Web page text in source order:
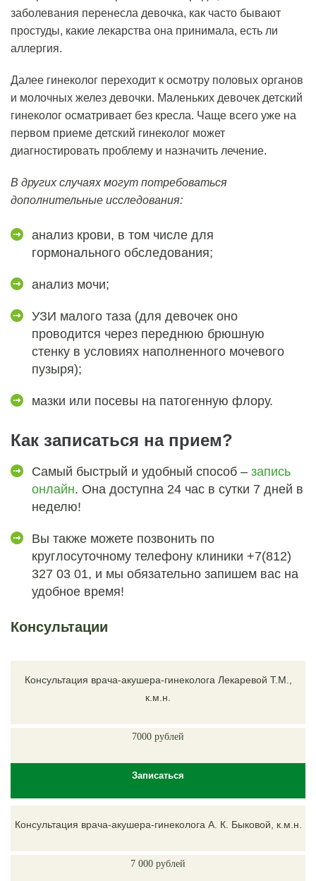
заболевания перенесла девочка, как часто бывают
простуды, какие лекарства она принимала, есть ли
аллергия.
Далее гинеколог переходит к осмотру половых органов
и молочных желез девочки. Маленьких девочек детский
гинеколог осматривает без кресла. Чаще всего уже на
первом приеме детский гинеколог может
диагностировать проблему и назначить лечение.
В других случаях могут потребоваться
дополнительные исследования:
анализ крови, в том числе для
гормонального обследования;
анализ мочи;
УЗИ малого таза (для девочек оно
проводится через переднюю брюшную
стенку в условиях наполненного мочевого
пузыря);
мазки или посевы на патогенную флору.
Как записаться на прием?
Самый быстрый и удобный способ – запись
онлайн. Она доступна 24 час в сутки 7 дней в
неделю!
Вы также можете позвонить по
круглосуточному телефону клиники +7(812)
327 03 01, и мы обязательно запишем вас на
удобное время!
Консультации
Консультация врача-акушера-гинеколога Лекаревой Т.М.,
к.м.н.
7000 рублей
Записаться
Консультация врача-акушера-гинеколога А. К. Быковой, к.м.н.
7 000 рублей